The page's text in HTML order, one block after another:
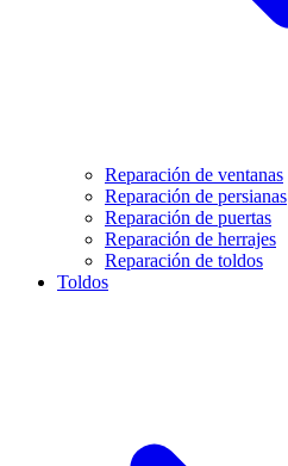
Reparación de ventanas
Reparación de persianas
Reparación de puertas
Reparación de herrajes
Reparación de toldos
Toldos